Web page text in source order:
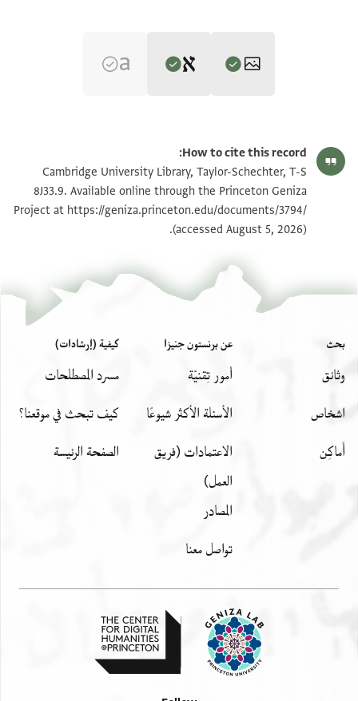
S. D. Goitein's unpublished edition (1950–85).
בשמ רחמ
שלום השמים וחיי יומים לאלפי פעמים [
ושמחות וגיל אלי הדר כגק מרנו נכב[דנו
. . . בה בן כגק מרנו ורבנו [
נכד השרים הגדולי[ם . . . . . . .] . . . . . . [
מלצת יושר . . . [ . . . . . . . . . הדר]ת כגק מרנו ורבנונ
נזר[ינו כ]תרינו אדונינו שמואל [
. . . . . . . . . . . . . . . . . . . . . . . . . . . . . . ] . . . . הזכות
והחסדים אשריו וטוב לו [
. . עמו . . . צאן מרע[יתו
נכתב בל. . בצור . . . .
ב . . . . . אשקלון(?)
. . . בה . . . . . . . .
עבדה ו . . . . ה מבורך
הכהן ביר נתן הכהן המעולה
הדיין סט מעצים ליקר כבודה
רוב שלום וברכת אלו ימי חג
T-S 8J33.9 1r تكبير و تدوير
بيان أذونات الصورة
How to cite this record:
Cambridge University Library, Taylor-Schechter, T-S
8J33.9. Available online through the Princeton Geniza
Project athttps://geniza.princeton.edu/documents/3794/
(accessed August 5, 2026).
بحث
وثائق
اشخاص
أَماكِن
عن برنستون جنيزا
أمور تِقنيّة
الأسئلة الأكثر شيوعًا
الاعتمادات (فريق
العمل)
المصادر
تواصل معنا
كيفية (إرشادات)
مسرد المصطلحات
كيف تبحث في موقعنا؟
الصفحة الرئيسة